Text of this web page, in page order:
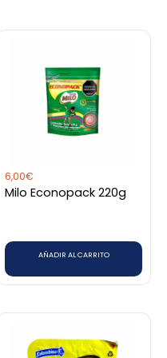
6,00€
Milo Econopack 220g
AÑADIR AL CARRITO
precios:
desde
producto